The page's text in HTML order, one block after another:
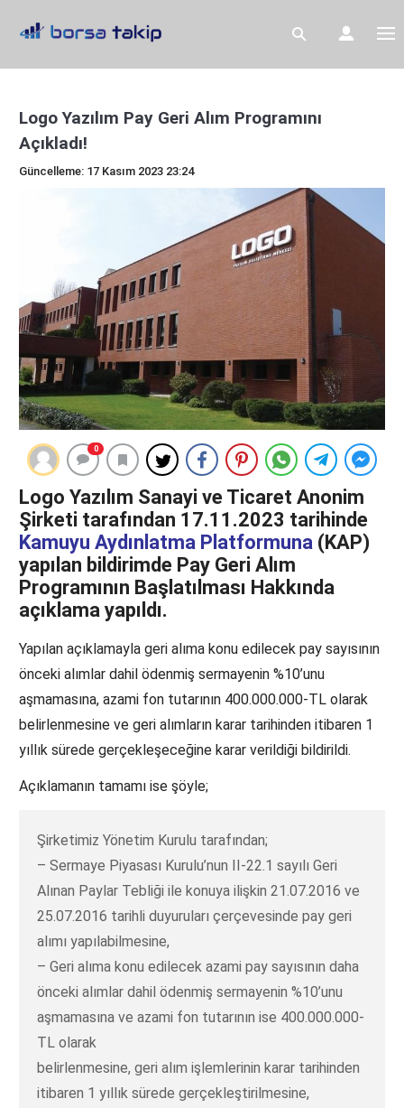
Logo Yazılım Pay Geri Alım Programını
Açıkladı!
Güncelleme: 17 Kasım 2023 23:24
0
Logo Yazılım Sanayi ve Ticaret Anonim
Şirketi tarafından 17.11.2023 tarihinde
Kamuyu Aydınlatma Platformuna (KAP)
yapılan bildirimde Pay Geri Alım
Programının Başlatılması Hakkında
açıklama yapıldı.
Yapılan açıklamayla geri alıma konu edilecek pay sayısının
önceki alımlar dahil ödenmiş sermayenin %10’unu
aşmamasına, azami fon tutarının 400.000.000-TL olarak
belirlenmesine ve geri alımların karar tarihinden itibaren 1
yıllık sürede gerçekleşeceğine karar verildiği bildirildi.
Açıklamanın tamamı ise şöyle;
Şirketimiz Yönetim Kurulu tarafından;
– Sermaye Piyasası Kurulu’nun II-22.1 sayılı Geri
Alınan Paylar Tebliği ile konuya ilişkin 21.07.2016 ve
25.07.2016 tarihli duyuruları çerçevesinde pay geri
alımı yapılabilmesine,
– Geri alıma konu edilecek azami pay sayısının daha
önceki alımlar dahil ödenmiş sermayenin %10’unu
aşmamasına ve azami fon tutarının ise 400.000.000-
TL olarak
belirlenmesine, geri alım işlemlerinin karar tarihinden
itibaren 1 yıllık sürede gerçekleştirilmesine,